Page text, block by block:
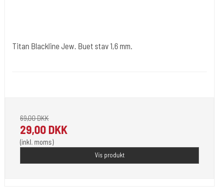
Titan Blackline Jew. Buet stav 1,6 mm.
69,00 DKK
29,00 DKK
(inkl. moms)
Vis produkt